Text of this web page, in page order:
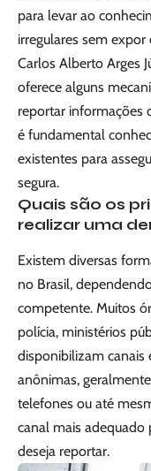
para levar ao
irregulares sem
Carlos Alberto Arges
oferece alguns
reportar informações
é fundamental
existentes para
segura.
Quais são os
realizar uma
Existem diversas
no Brasil,
competente. Muitos
polícia, ministérios
disponibilizam canais
anônimas,
telefones ou até
canal mais adequado
deseja reportar.